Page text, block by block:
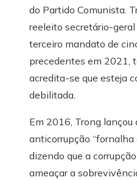
do Partido Comunista.
reeleito secretário-geral
terceiro mandato de
precedentes em 2021,
acredita-se que esteja
debilitada.
Em 2016, Trong lançou
anticorrupção “fornalha
dizendo que a
ameaçar a